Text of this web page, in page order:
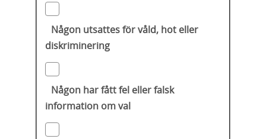
Någon utsattes för våld, hot eller
diskriminering
Någon har fått fel eller falsk
information om val